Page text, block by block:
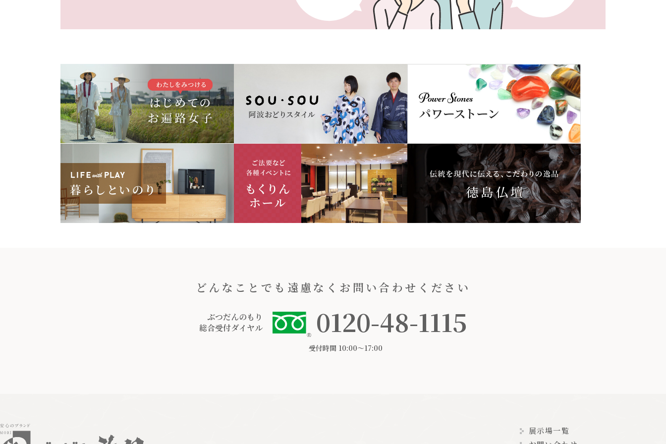
どんなことでも遠慮なくお問い合わせください
ぶつだんのもり
総合受付ダイヤル
0120-48-1115
受付時間 10:00〜17:00
展示場一覧